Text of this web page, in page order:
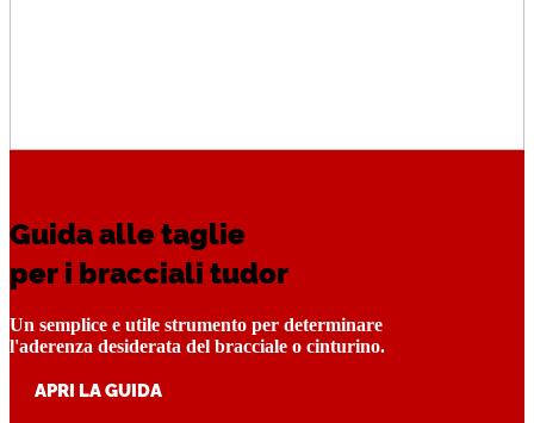
Guida alle taglie
per i bracciali tudor
Un semplice e utile strumento per determinare
l'aderenza desiderata del bracciale o cinturino.
APRI LA GUIDA